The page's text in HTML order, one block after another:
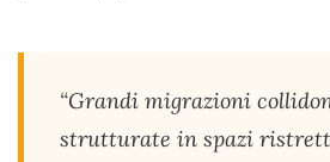
“Grandi migrazioni
strutturate in spazi